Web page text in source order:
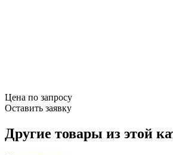
Цена по запросу
Оставить заявку
Другие товары из этой